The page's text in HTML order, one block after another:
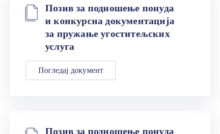
Позив за подношење понуда
и конкурсна документација
за пружање угоститељских
услуга
Погледај документ
Позив за подношење понуда